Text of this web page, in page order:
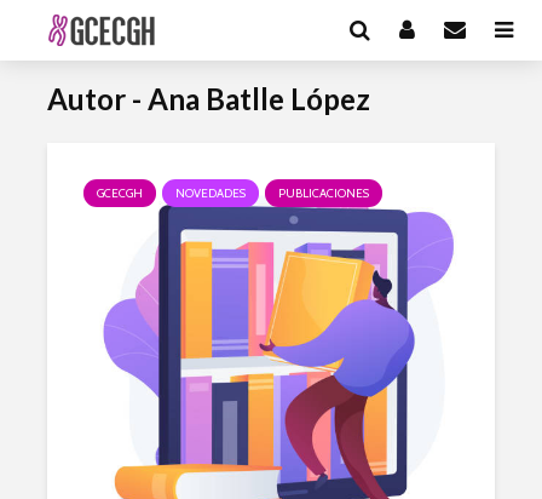
Autor - Ana Batlle López
GCECGH NOVEDADES PUBLICACIONES